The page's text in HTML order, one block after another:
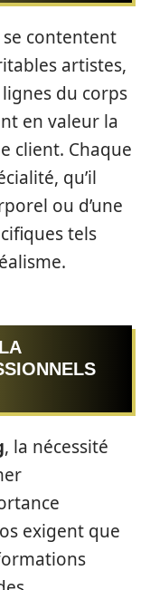
contentent
artistes,
du corps
en valeur la
client. Chaque
qu’il
ou d’une
tels
, la nécessité
exigent que